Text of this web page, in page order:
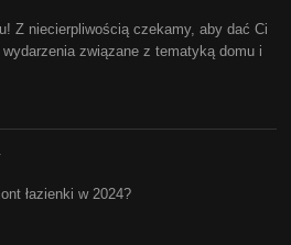
Z niecierpliwością czekamy, aby dać Ci
związane z tematyką domu i
łazienki w 2024?